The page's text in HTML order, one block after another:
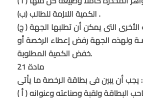
(ب) الكمية اللازمة للطالب .
(ج ) جميـع البيانات الأخرى التى يمكن أن تطلبها الجهة
ولهذه الجهة رفض إعطاء الرخصة أو
خفض الكمية المطلوبة.
مادة 21
يجب أن يبين فى بطاقة الرخصة ما يأتى :